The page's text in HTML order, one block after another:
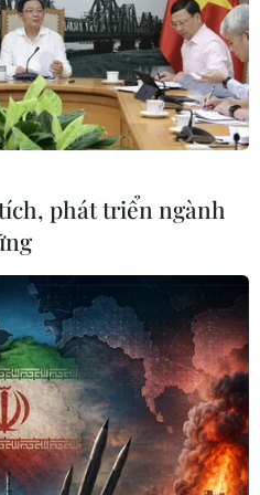
triệu USD
thần trẻ
giá cao bản
phán về
trị
phát triển ngành